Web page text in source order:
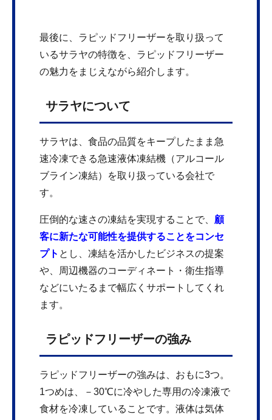
最後に、ラピッドフリーザーを取り扱って
いるサラヤの特徴を、ラピッドフリーザー
の魅力をまじえながら紹介します。
サラヤについて
サラヤは、食品の品質をキープしたまま急
速冷凍できる急速液体凍結機（アルコール
ブライン凍結）を取り扱っている会社で
す。
圧倒的な速さの凍結を実現することで、 顧
客に新たな可能性を提供することをコンセ
プト とし、凍結を活かしたビジネスの提案
や、周辺機器のコーディネート・衛生指導
などにいたるまで幅広くサポートしてくれ
ます。
ラピッドフリーザーの強み
ラピッドフリーザーの強みは、おもに3つ。
1つめは、－30℃に冷やした専用の冷凍液で
食材を冷凍していることです。液体は気体